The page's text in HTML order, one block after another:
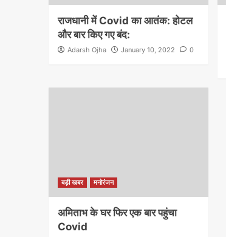
राजधानी में Covid का आतंक: होटल
और बार किए गए बंद:
Adarsh Ojha January 10, 2022 0
बड़ी खबर मनोरंजन
अमिताभ के घर फिर एक बार पहुंचा
Covid